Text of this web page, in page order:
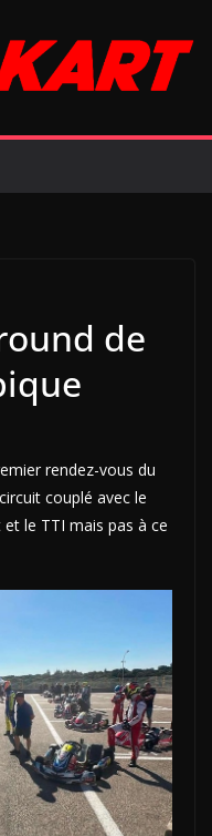
de
rendez-vous du
couplé avec le
le TTI mais pas à ce